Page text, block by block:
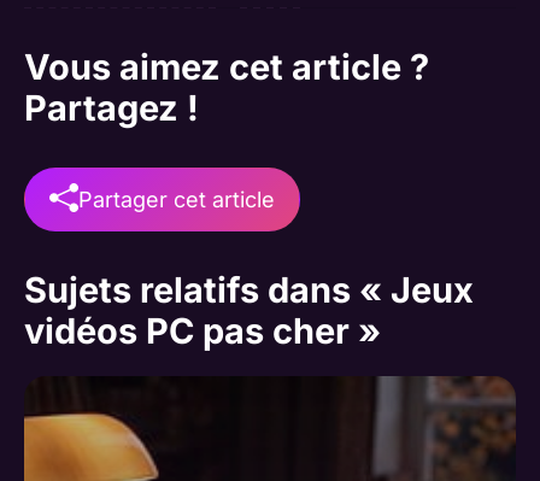
Vous aimez cet article ?
Partagez !
Partager cet article
Sujets relatifs dans « Jeux
vidéos PC pas cher »